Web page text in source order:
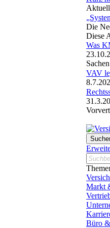
Die
Diese
Was
VAV
Markt
Büro